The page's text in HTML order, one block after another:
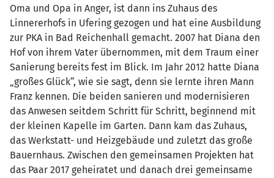
Oma und Opa in Anger, ist dann ins Zuhaus des
Linnererhofs in Ufering gezogen und hat eine Ausbildung
zur PKA in Bad Reichenhall gemacht. 2007 hat Diana den
Hof von ihrem Vater übernommen, mit dem Traum einer
Sanierung bereits fest im Blick. Im Jahr 2012 hatte Diana
„großes Glück“, wie sie sagt, denn sie lernte ihren Mann
Franz kennen. Die beiden sanieren und modernisieren
das Anwesen seitdem Schritt für Schritt, beginnend mit
der kleinen Kapelle im Garten. Dann kam das Zuhaus,
das Werkstatt- und Heizgebäude und zuletzt das große
Bauernhaus. Zwischen den gemeinsamen Projekten hat
das Paar 2017 geheiratet und danach drei gemeinsame